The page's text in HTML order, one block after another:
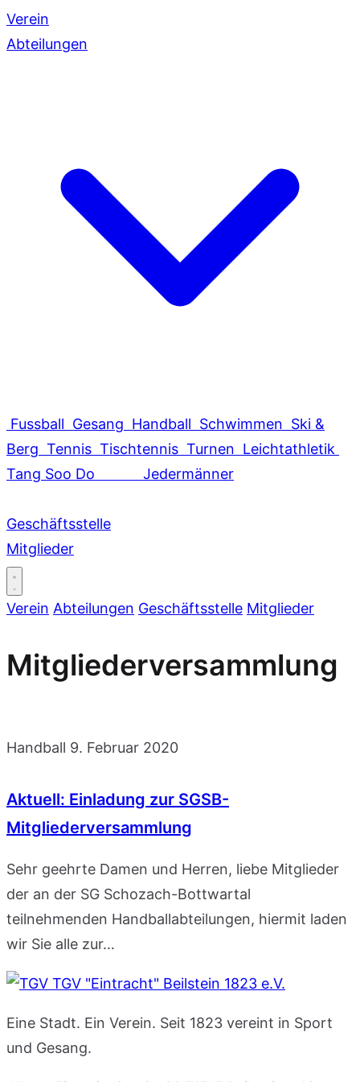
Verein
Abteilungen
Fussball Gesang Handball Schwimmen Ski &
Berg Tennis Tischtennis Turnen Leichtathletik
Tang Soo Do
Jedermänner
Geschäftsstelle
Mitglieder
Verein Abteilungen Geschäftsstelle Mitglieder
Mitgliederversammlung
Handball 9. Februar 2020
Aktuell: Einladung zur SGSB-
Mitgliederversammlung
Sehr geehrte Damen und Herren, liebe Mitglieder
der an der SG Schozach-Bottwartal
teilnehmenden Handballabteilungen, hiermit laden
wir Sie alle zur…
TGV "Eintracht" Beilstein 1823 e.V.
Eine Stadt. Ein Verein. Seit 1823 vereint in Sport
und Gesang.